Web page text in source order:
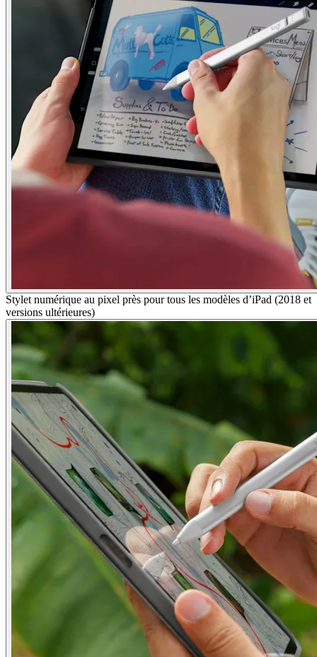
Stylet numérique au pixel près pour tous les modèles d’iPad (2018 et
versions ultérieures)